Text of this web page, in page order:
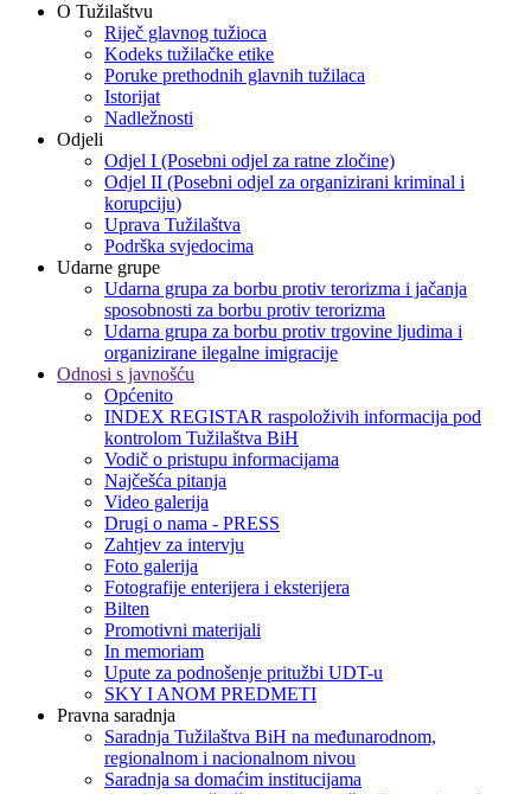
O Tužilaštvu
Riječ glavnog tužioca
Kodeks tužilačke etike
Poruke prethodnih glavnih tužilaca
Istorijat
Nadležnosti
Odjeli
Odjel I (Posebni odjel za ratne zločine)
Odjel II (Posebni odjel za organizirani kriminal i
korupciju)
Uprava Tužilaštva
Podrška svjedocima
Udarne grupe
Udarna grupa za borbu protiv terorizma i jačanja
sposobnosti za borbu protiv terorizma
Udarna grupa za borbu protiv trgovine ljudima i
organizirane ilegalne imigracije
Odnosi s javnošću
Općenito
INDEX REGISTAR raspoloživih informacija pod
kontrolom Tužilaštva BiH
Vodič o pristupu informacijama
Najčešća pitanja
Video galerija
Drugi o nama - PRESS
Zahtjev za intervju
Foto galerija
Fotografije enterijera i eksterijera
Bilten
Promotivni materijali
In memoriam
Upute za podnošenje pritužbi UDT-u
SKY I ANOM PREDMETI
Pravna saradnja
Saradnja Tužilaštva BiH na međunarodnom,
regionalnom i nacionalnom nivou
Saradnja sa domaćim institucijama